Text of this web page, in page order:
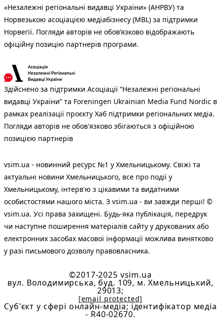
«Незалежні регіональні видавці України» (АНРВУ) та
Норвезькою асоціацією медіабізнесу (MBL) за підтримки
Норвегії. Погляди авторів не обов’язково відображають
офіційну позицію партнерів програми.
Здійснено за підтримки Асоціації “Незалежні регіональні
видавці України” та Foreningen Ukrainian Media Fund Nordic в
рамках реалізації проєкту Хаб підтримки регіональних медіа.
Погляди авторів не обов'язково збігаються з офіційною
позицією партнерів
vsim.ua - новинний ресурс №1 у Хмельницькому. Свіжі та
актуальні новини Хмельницького, все про події у
Хмельницькому, інтерв'ю з цікавими та видатними
особистостями нашого міста. З vsim.ua - ви завжди перші! ©
vsim.ua. Усі права захищені. Будь-яка публiкацiя, передрук
чи наступне поширення матеріалів сайту у друкованих або
електронних засобах масової інформації можлива винятково
у разі письмового дозволу правовласника.
©2017-2025 vsim.ua
вул. Володимирська, буд. 109, м. Хмельницький,
29013;
[email protected]
Cуб'єкт у сфері онлайн-медіа; ідентифікатор медіа
- R40-02670.